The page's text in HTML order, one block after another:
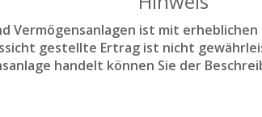
Vermögensanlagen ist mit
gestellte Ertrag ist nicht
handelt können Sie der